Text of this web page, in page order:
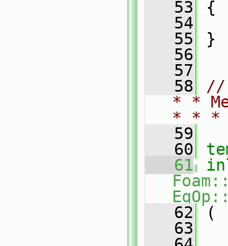
   53
{
   54
   55
}
   56
   57
   58
//
* *
* *
   59
   60
   61
   62
(
   63